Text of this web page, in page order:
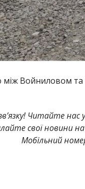
між Войниловом
Читайте нас
свої новини
Мобільний